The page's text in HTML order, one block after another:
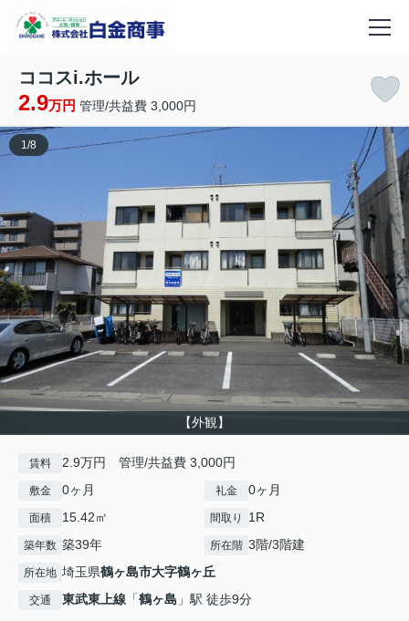
ココスi.ホール
2.9万円 管理/共益費 3,000円
【外観】
1 /8
賃料 2.9万円 管理/共益費 3,000円
敷金 0ヶ月 礼金 0ヶ月
面積 15.42㎡ 間取り 1R
築年数 築39年 所在階 3階/3階建
所在地 埼玉県鶴ヶ島市大字鶴ヶ丘
交通 東武東上線 「鶴ヶ島 」駅 徒歩9分